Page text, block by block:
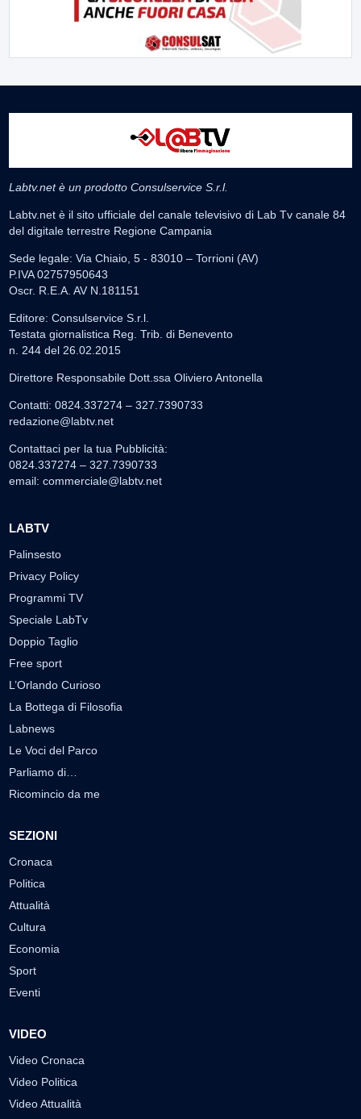
Labtv.net è un prodotto Consulservice S.r.l.
Labtv.net è il sito ufficiale del canale televisivo di Lab Tv canale 84
del digitale terrestre Regione Campania
Sede legale: Via Chiaio, 5 - 83010 – Torrioni (AV)
P.IVA 02757950643
Oscr. R.E.A. AV N.181151
Editore: Consulservice S.r.l.
Testata giornalistica Reg. Trib. di Benevento
n. 244 del 26.02.2015
Direttore Responsabile Dott.ssa Oliviero Antonella
Contatti: 0824.337274 – 327.7390733
redazione@labtv.net
Contattaci per la tua Pubblicità:
0824.337274 – 327.7390733
email: commerciale@labtv.net
LABTV
Palinsesto
Privacy Policy
Programmi TV
Speciale LabTv
Doppio Taglio
Free sport
L’Orlando Curioso
La Bottega di Filosofia
Labnews
Le Voci del Parco
Parliamo di…
Ricomincio da me
SEZIONI
Cronaca
Politica
Attualità
Cultura
Economia
Sport
Eventi
VIDEO
Video Cronaca
Video Politica
Video Attualità